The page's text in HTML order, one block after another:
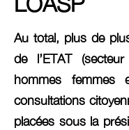
Au total, plus de
de l’ETAT
hommes
consultations
placées sous la